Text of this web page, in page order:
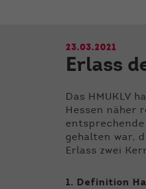
23.03.2021
Erlass
Das HMUKLV
Hessen näher
entsprechende
gehalten war,
Erlass zwei
1. Definition